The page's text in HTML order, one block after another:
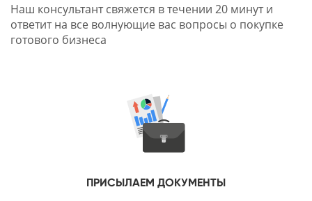
Наш консультант свяжется в течении 20 минут и
ответит на все волнующие вас вопросы о покупке
готового бизнеса
ПРИСЫЛАЕМ ДОКУМЕНТЫ